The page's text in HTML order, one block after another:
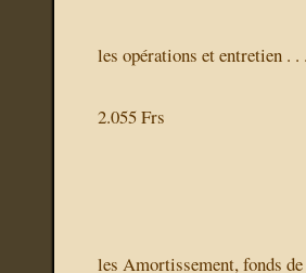
les opérations et entretien . . .
2.055 Frs
les Amortissement, fonds